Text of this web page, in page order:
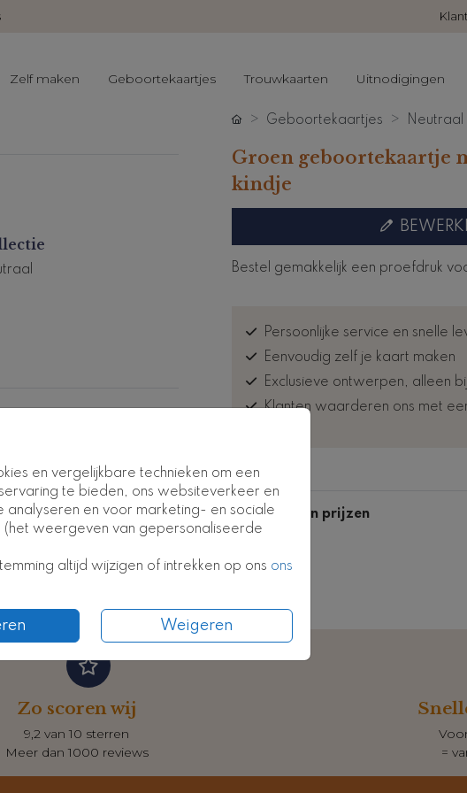
Zelf maken Geboortekaartjes Trouwkaarten Uitnodigingen
en vergelijkbare technieken om een
te bieden, ons websiteverkeer en
analyseren en voor marketing- en sociale
(het weergeven van gepersonaliseerde
altijd wijzigen of intrekken op ons ons
Weigeren
Geboortekaartjes Neutraal
Groen geboortekaartje
kindje
Bestel gemakkelijk een proefdruk
Persoonlijke service en snelle
Eenvoudig zelf je kaart maken
Exclusieve ontwerpen, alleen
Klanten waarderen ons met
Formaten en prijzen
Zo scoren wij
9,2 van 10 sterren
Meer dan 1000 reviews
=